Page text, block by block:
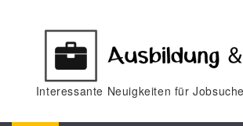
Interessante Neuigkeiten für